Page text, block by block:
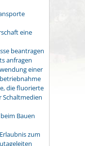
eine
beantragen
anfragen
einer
die fluorierte
Schaltmedien
Bauen
zum